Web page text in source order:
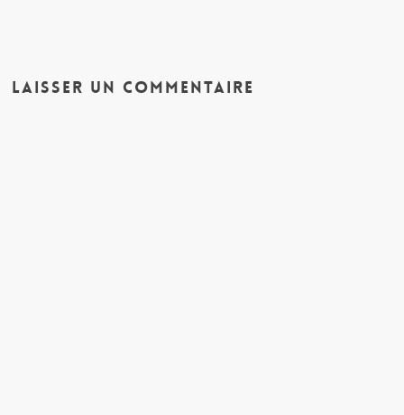
Laisser un commentaire